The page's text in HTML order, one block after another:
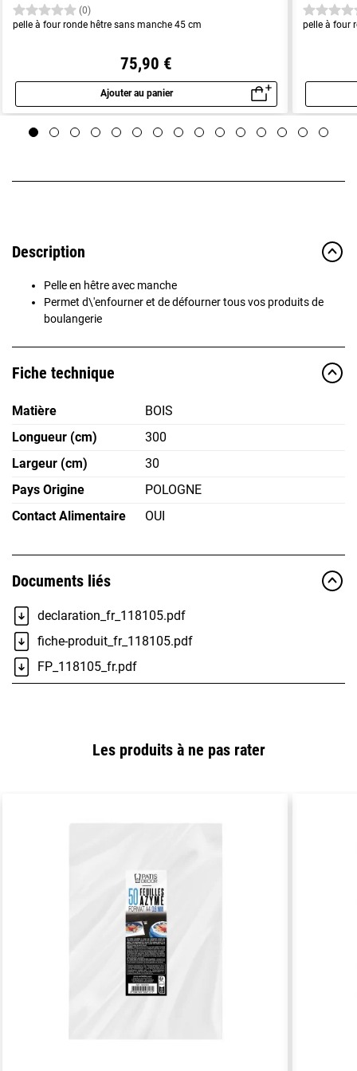
(0)
pelle à four ronde hêtre sans manche 45 cm
75,90 €
Ajouter au panier
Aperçu rapide
pelle à four
Description
Pelle en hêtre avec manche
Permet d\'enfourner et de défourner tous vos produits de
boulangerie
Fiche technique
Matière
BOIS
Longueur (cm)
300
Largeur (cm)
30
Pays Origine
POLOGNE
Contact Alimentaire
OUI
Documents liés
declaration_fr_118105.pdf
fiche-produit_fr_118105.pdf
FP_118105_fr.pdf
Les produits à ne pas rater